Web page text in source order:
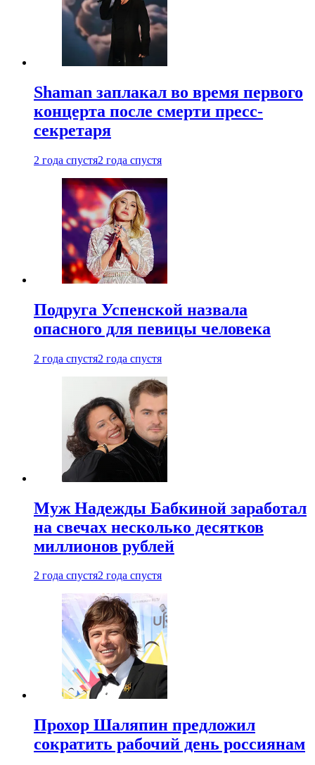
Shaman заплакал во время первого
концерта после смерти пресс-
секретаря
2 года спустя2 года спустя
Подруга Успенской назвала
опасного для певицы человека
2 года спустя2 года спустя
Муж Надежды Бабкиной заработал
на свечах несколько десятков
миллионов рублей
2 года спустя2 года спустя
Прохор Шаляпин предложил
сократить рабочий день россиянам